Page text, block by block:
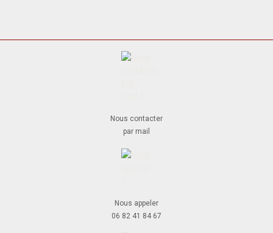
Nous contacter
par mail
Nous appeler
06 82 41 84 67